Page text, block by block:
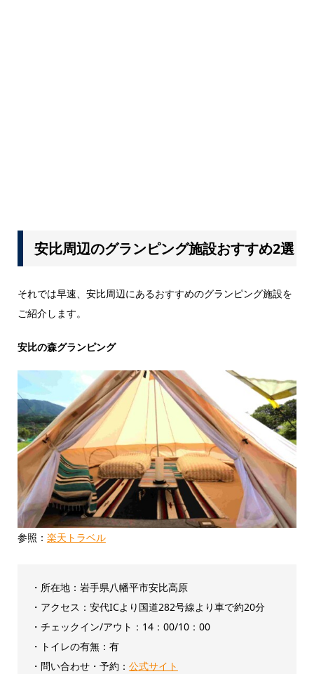
安比周辺のグランピング施設おすすめ2選
それでは早速、安比周辺にあるおすすめのグランピング施設を
ご紹介します。
安比の森グランピング
参照： 楽天トラベル
・所在地：岩手県八幡平市安比高原
・アクセス：安代ICより国道282号線より車で約20分
・チェックイン/アウト：‎14：00/10：00
・トイレの有無：有
・問い合わせ・予約： 公式サイト